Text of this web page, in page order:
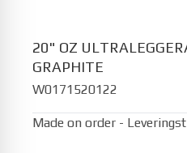
20" OZ
GRAPHITE
W0171520122
Made on order -